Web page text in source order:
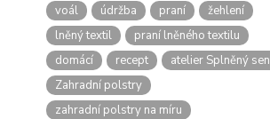
voál
údržba praní
žehlení
lněný textil
praní lněného textilu
domácí
recept
atelier Splněný sen
Zahradní polstry
zahradní polstry na míru